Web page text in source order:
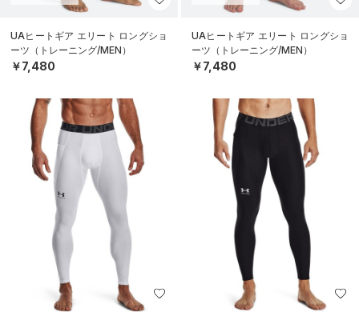
UAヒートギア エリート ロングショ
ーツ（トレーニング/MEN）
￥7,480
UAヒートギア エリート ロングショ
ーツ（トレーニング/MEN）
￥7,480